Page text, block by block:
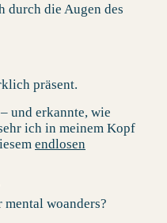
durch die Augen des
präsent.
und erkannte, wie
ich in meinem Kopf
endlosen
mental woanders?